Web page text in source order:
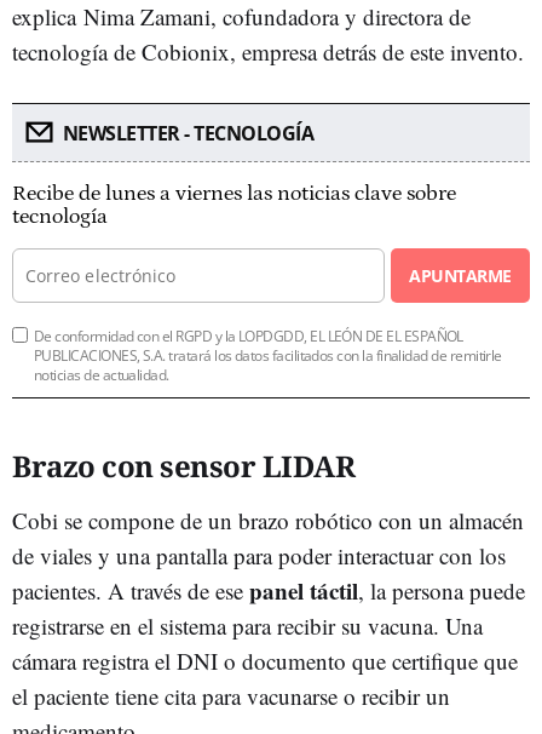
explica Nima Zamani, cofundadora y directora de
tecnología de Cobionix, empresa detrás de este invento.
NEWSLETTER - TECNOLOGÍA
Recibe de lunes a viernes las noticias clave sobre
tecnología
APUNTARME
De conformidad con el RGPD y la LOPDGDD, EL LEÓN DE EL ESPAÑOL
PUBLICACIONES, S.A. tratará los datos facilitados con la finalidad de remitirle
noticias de actualidad.
Brazo con sensor LIDAR
Cobi se compone de un brazo robótico con un almacén
de viales y una pantalla para poder interactuar con los
pacientes. A través de ese panel táctil, la persona puede
registrarse en el sistema para recibir su vacuna. Una
cámara registra el DNI o documento que certifique que
el paciente tiene cita para vacunarse o recibir un